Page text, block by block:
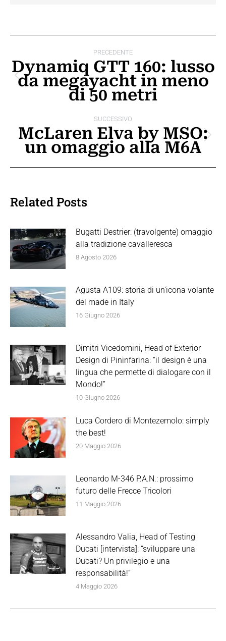
tra
PRECEDENTE
Post
precedente:
Dynamiq GTT 160: lusso
da megayacht in meno
di 50 metri
SUCCESSIVO
Prossimo
post:
McLaren Elva by MSO:
un omaggio alla M6A
Related Posts
Bugatti Destrier: (travolgente) omaggio
alla tradizione cavalleresca
8 Agosto 2026
Agusta A109: storia di un’icona volante
del made in Italy
16 Giugno 2026
Dimitri Vicedomini, Head of Exterior
Design di Pininfarina: “il design è una
lingua che permette di dialogare con il
Mondo!”
10 Giugno 2026
Luca Cordero di Montezemolo: simply
the best!
20 Maggio 2026
Leonardo M-346 P.A.N.: prossimo
futuro delle Frecce Tricolori
11 Maggio 2026
Alessandro Valia, Head of Testing
Ducati [intervista]: “sviluppare una
Ducati? Un privilegio e una
responsabilità!”
4 Maggio 2026